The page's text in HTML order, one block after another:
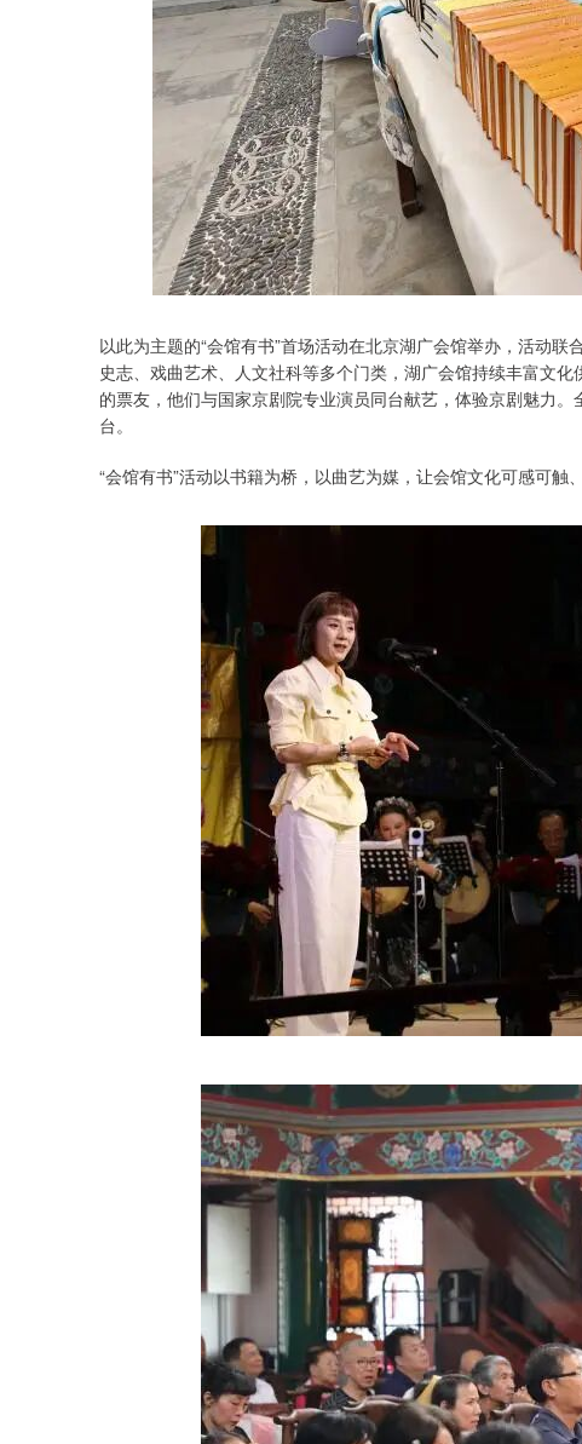
以此为主题的“会馆有书”首场活动在北京湖广会馆举办，活动
史志、戏曲艺术、人文社科等多个门类，湖广会馆持续丰富文
的票友，他们与国家京剧院专业演员同台献艺，体验京剧魅力
台。
“会馆有书”活动以书籍为桥，以曲艺为媒，让会馆文化可感可触